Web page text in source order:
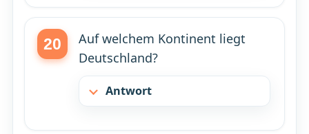
Auf welchem Kontinent liegt
Deutschland?
Antwort